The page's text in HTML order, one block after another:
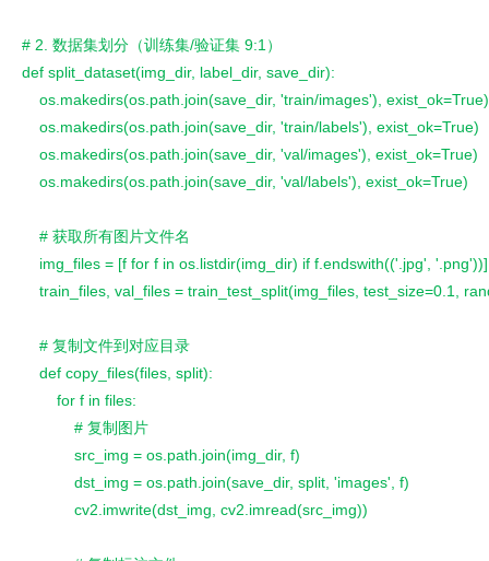
# 2. 数据集划分（训练集/验证集 9:1）
def split_dataset(img_dir, label_dir, save_dir):
os.makedirs(os.path.join(save_dir, 'train/images'), exist_ok=True)
os.makedirs(os.path.join(save_dir, 'train/labels'), exist_ok=True)
os.makedirs(os.path.join(save_dir, 'val/images'), exist_ok=True)
os.makedirs(os.path.join(save_dir, 'val/labels'), exist_ok=True)
# 获取所有图片文件名
img_files = [f for f in os.listdir(img_dir) if f.endswith(('.jpg', '.png'))]
train_files, val_files = train_test_split(img_files, test_size=0.1,
# 复制文件到对应目录
def copy_files(files, split):
for f in files:
# 复制图片
src_img = os.path.join(img_dir, f)
dst_img = os.path.join(save_dir, split, 'images', f)
cv2.imwrite(dst_img, cv2.imread(src_img))